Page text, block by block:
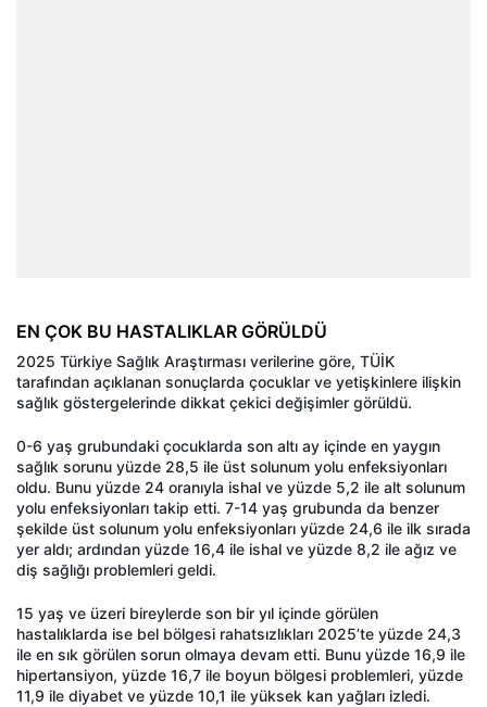
EN ÇOK BU HASTALIKLAR GÖRÜLDÜ
2025 Türkiye Sağlık Araştırması verilerine göre, TÜİK
tarafından açıklanan sonuçlarda çocuklar ve yetişkinlere ilişkin
sağlık göstergelerinde dikkat çekici değişimler görüldü.
0-6 yaş grubundaki çocuklarda son altı ay içinde en yaygın
sağlık sorunu yüzde 28,5 ile üst solunum yolu enfeksiyonları
oldu. Bunu yüzde 24 oranıyla ishal ve yüzde 5,2 ile alt solunum
yolu enfeksiyonları takip etti. 7-14 yaş grubunda da benzer
şekilde üst solunum yolu enfeksiyonları yüzde 24,6 ile ilk sırada
yer aldı; ardından yüzde 16,4 ile ishal ve yüzde 8,2 ile ağız ve
diş sağlığı problemleri geldi.
15 yaş ve üzeri bireylerde son bir yıl içinde görülen
hastalıklarda ise bel bölgesi rahatsızlıkları 2025’te yüzde 24,3
ile en sık görülen sorun olmaya devam etti. Bunu yüzde 16,9 ile
hipertansiyon, yüzde 16,7 ile boyun bölgesi problemleri, yüzde
11,9 ile diyabet ve yüzde 10,1 ile yüksek kan yağları izledi.